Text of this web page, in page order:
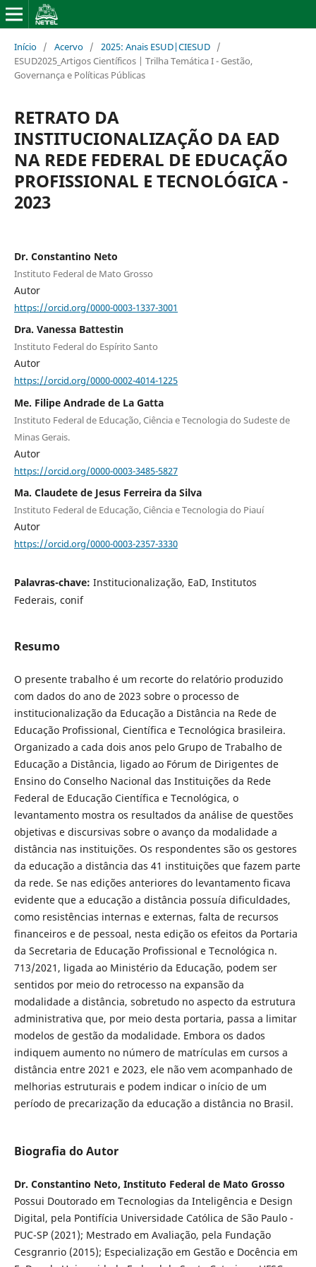
Início / Acervo / 2025: Anais ESUD|CIESUD /
ESUD2025_Artigos Científicos | Trilha Temática I - Gestão,
Governança e Políticas Públicas
RETRATO DA
INSTITUCIONALIZAÇÃO DA EAD
NA REDE FEDERAL DE EDUCAÇÃO
PROFISSIONAL E TECNOLÓGICA -
2023
Dr. Constantino Neto
Instituto Federal de Mato Grosso
Autor
https://orcid.org/0000-0003-1337-3001
Dra. Vanessa Battestin
Instituto Federal do Espírito Santo
Autor
https://orcid.org/0000-0002-4014-1225
Me. Filipe Andrade de La Gatta
Instituto Federal de Educação, Ciência e Tecnologia do Sudeste de
Minas Gerais.
Autor
https://orcid.org/0000-0003-3485-5827
Ma. Claudete de Jesus Ferreira da Silva
Instituto Federal de Educação, Ciência e Tecnologia do Piauí
Autor
https://orcid.org/0000-0003-2357-3330
Palavras-chave: Institucionalização, EaD, Institutos
Federais, conif
Resumo
O presente trabalho é um recorte do relatório produzido
com dados do ano de 2023 sobre o processo de
institucionalização da Educação a Distância na Rede de
Educação Profissional, Científica e Tecnológica brasileira.
Organizado a cada dois anos pelo Grupo de Trabalho de
Educação a Distância, ligado ao Fórum de Dirigentes de
Ensino do Conselho Nacional das Instituições da Rede
Federal de Educação Científica e Tecnológica, o
levantamento mostra os resultados da análise de questões
objetivas e discursivas sobre o avanço da modalidade a
distância nas instituições. Os respondentes são os gestores
da educação a distância das 41 instituições que fazem parte
da rede. Se nas edições anteriores do levantamento ficava
evidente que a educação a distância possuía dificuldades,
como resistências internas e externas, falta de recursos
financeiros e de pessoal, nesta edição os efeitos da Portaria
da Secretaria de Educação Profissional e Tecnológica n.
713/2021, ligada ao Ministério da Educação, podem ser
sentidos por meio do retrocesso na expansão da
modalidade a distância, sobretudo no aspecto da estrutura
administrativa que, por meio desta portaria, passa a limitar
modelos de gestão da modalidade. Embora os dados
indiquem aumento no número de matrículas em cursos a
distância entre 2021 e 2023, ele não vem acompanhado de
melhorias estruturais e podem indicar o início de um
período de precarização da educação a distância no Brasil.
Biografia do Autor
Dr. Constantino Neto, Instituto Federal de Mato Grosso
Possui Doutorado em Tecnologias da Inteligência e Design
Digital, pela Pontifícia Universidade Católica de São Paulo -
PUC-SP (2021); Mestrado em Avaliação, pela Fundação
Cesgranrio (2015); Especialização em Gestão e Docência em